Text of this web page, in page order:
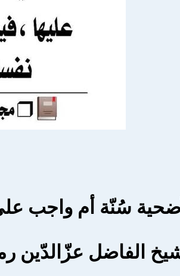
سُنّة أم واجب
الفاضل عزّالدّين